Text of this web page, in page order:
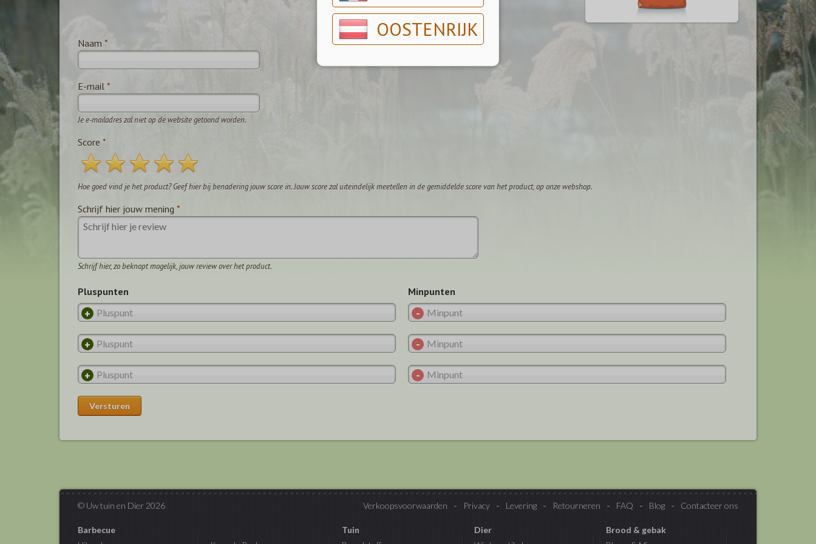
OOSTENRIJK
Naam *
E-mail *
Je e-mailadres zal niet op de website getoond worden.
Score *
Hoe goed vind je het product? Geef hier bij benadering jouw score in. Jouw score zal uiteindelijk meetellen in de gemiddelde score van het product, op onze webshop.
Schrijf hier jouw mening *
Schrijf hier, zo beknopt mogelijk, jouw review over het product.
Pluspunten Minpunten
© Uw tuin en Dier 2026 Verkoopsvoorwaarden Privacy Levering Retourneren FAQ Blog Contacteer ons
Barbecue
Tuin
Dier
Brood & gebak